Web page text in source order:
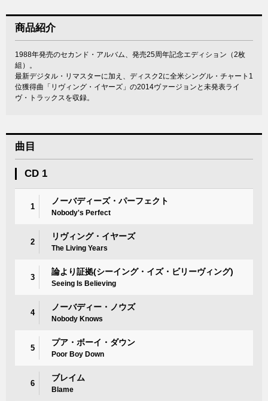
商品紹介
1988年発売のセカンド・アルバム、発売25周年記念エディション（2枚
組）。
最新デジタル・リマスターに加え、ディスク2に全米シングル・チャート1
位獲得曲「リヴィング・イヤーズ」の2014ヴァージョンと未発表ライ
ヴ・トラックスを収録。
曲目
CD 1
1
ノーバディーズ・パーフェクト
Nobody's Perfect
2
リヴィング・イヤーズ
The Living Years
3
論より証拠(シーイング・イズ・ビリーヴィング)
Seeing Is Believing
4
ノーバディー・ノウズ
Nobody Knows
5
プア・ボーイ・ダウン
Poor Boy Down
6
ブレイム
Blame